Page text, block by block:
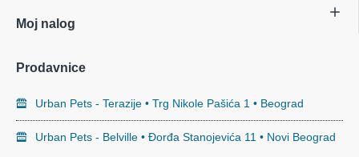
Moj nalog
Prodavnice
Urban Pets - Terazije • Trg Nikole Pašića 1 • Beograd
Urban Pets - Belville • Đorđa Stanojevića 11 • Novi Beograd